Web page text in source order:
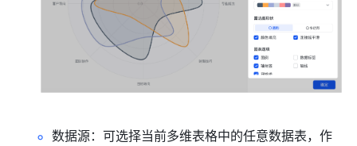
数据源：可选择当前多维表格中的任意数据表，作